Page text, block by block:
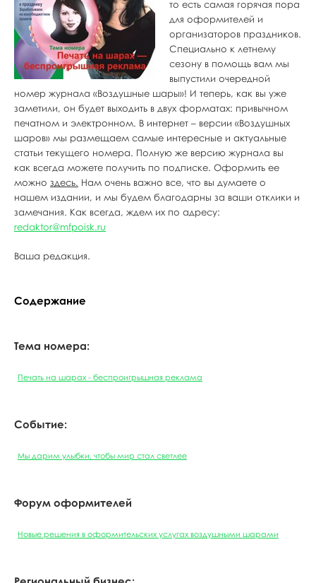
то есть самая горячая пора
для оформителей и
организаторов праздников.
Специально к летнему
сезону в помощь вам мы
выпустили очередной
номер журнала «Воздушные шары»! И теперь, как вы уже
заметили, он будет выходить в двух форматах: привычном
печатном и электронном. В интернет – версии «Воздушных
шаров» мы размещаем самые интересные и актуальные
статьи текущего номера. Полную же версию журнала вы
как всегда можете получить по подписке. Оформить ее
можно здесь. Нам очень важно все, что вы думаете о
нашем издании, и мы будем благодарны за ваши отклики и
замечания. Как всегда, ждем их по адресу:
redaktor@mfpoisk.ru
Ваша редакция.
Содержание
Тема номера:
Печать на шарах - беспроигрышная реклама
Событие:
Мы дарим улыбки, чтобы мир стал светлее
Форум оформителей
Новые решения в оформительских услугах воздушными шарами